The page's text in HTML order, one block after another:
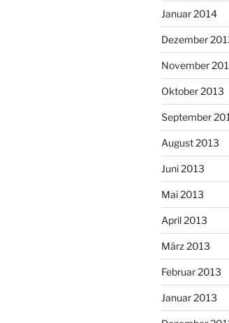
Januar 2014
Dezember
November
Oktober 2013
September
August 2013
Juni 2013
Mai 2013
April 2013
März 2013
Februar 2013
Januar 2013